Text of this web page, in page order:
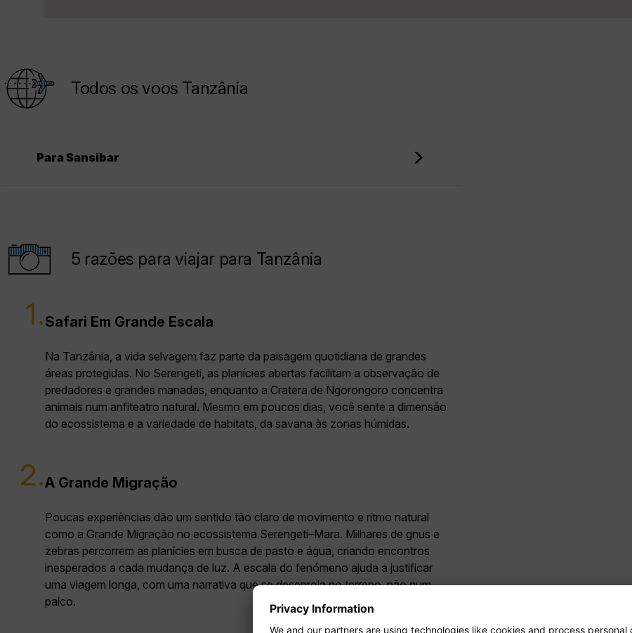
Todos os voos Tanzânia
Para Sansibar
5 razões para viajar para Tanzânia
1.Safari Em Grande Escala
Na Tanzânia, a vida selvagem faz parte da paisagem quotidiana de grandes
áreas protegidas. No Serengeti, as planícies abertas facilitam a observação de
predadores e grandes manadas, enquanto a Cratera de Ngorongoro concentra
animais num anfiteatro natural. Mesmo em poucos dias, você sente a dimensão
do ecossistema e a variedade de habitats, da savana às zonas húmidas.
2.A Grande Migração
Poucas experiências dão um sentido tão claro de movimento e ritmo natural
como a Grande Migração no ecossistema Serengeti–Mara. Milhares de gnus e
zebras percorrem as planícies em busca de pasto e água, criando encontros
inesperados a cada mudança de luz. A escala do fenómeno ajuda a justificar
uma viagem longa, com uma narrativa que se desenrola no terreno, não num
palco.